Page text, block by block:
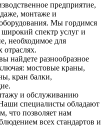
предприятие,
монтаже и
Мы гордимся
спектр услуг и
необходимое для
найдете разнообразное
мостовые краны,
кран балки,
и обслуживанию
специалисты обладают
что позволяет нам
всех стандартов и